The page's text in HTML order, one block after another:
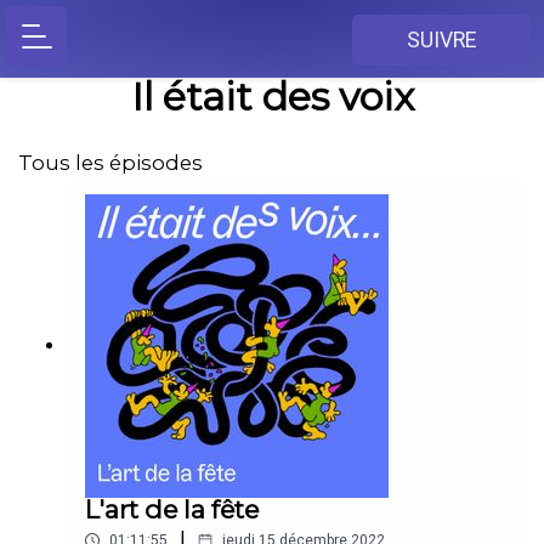
SUIVRE
Il était des voix
Tous les épisodes
L'art de la fête